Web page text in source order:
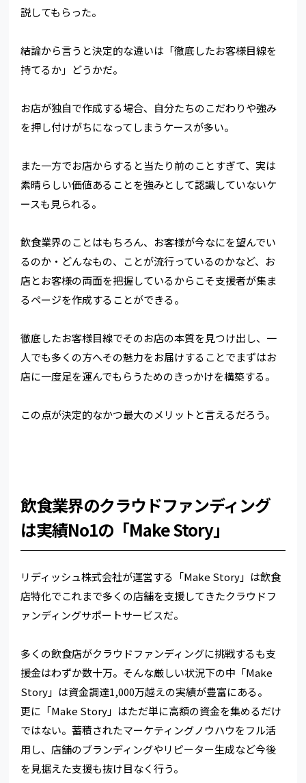
説してもらった。
結論から言うと決定的な違いは「徹底したお客様目線を
持てるか」どうかだ。
お店が独自で作成する場合、自分たちのこだわりや強み
を押し付けがちになってしまうケースが多い。
また一方でお店からすると当たり前のことすぎて、実は
素晴らしい価値あることを強みとして認識していないケ
ースも見られる。
飲食業界のことはもちろん、お客様が今なにを望んでい
るのか・どんなもの、ことが流行っているのかなど、お
店とお客様の両面を把握しているからこそ支援者が集ま
るページを作成することができる。
徹底したお客様目線でそのお店の本質を見つけ出し、一
人でも多くの方へその魅力をお届けすることでまずはお
店に一度足を運んでもらうためのきっかけを構築する。
この点が決定的なかつ最大のメリットと言えるだろう。
飲食業界のクラウドファンディング
は実績No1の「Make Story」
リディッシュ株式会社が運営する「Make Story」は飲食
店特化でこれまで多くの店舗を支援してきたクラウドフ
ァンディングサポートサービスだ。
多くの飲食店がクラウドファンディングに挑戦するも支
援金はわずか数十万。そんな厳しい状況下の中「Make
Story」は資金調達1,000万越えの実績が豊富にある。
更に「Make Story」はただ単に高額の資金を集めるだけ
ではない。蓄積されたマーケティングノウハウをフル活
用し、店舗のブランディングやリピーター生成など今後
を見据えた支援も抜け目なく行う。